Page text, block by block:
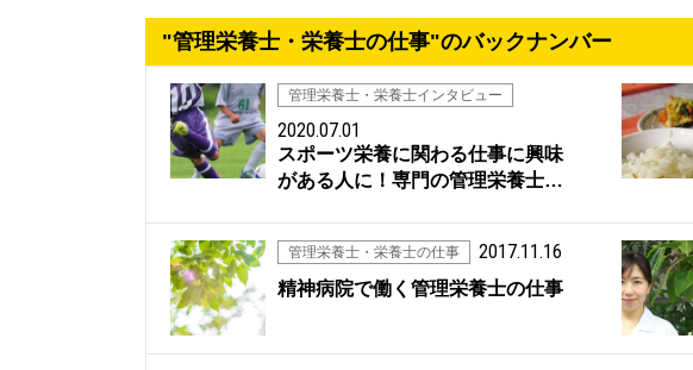
"管理栄養士・栄養士の仕事"のバックナンバー
管理栄養士・栄養士インタビュー
2020.07.01
スポーツ栄養に関わる仕事に興味
がある人に！専門の管理栄養士…
管理栄養士・栄養士の仕事 2017.11.16
精神病院で働く管理栄養士の仕事